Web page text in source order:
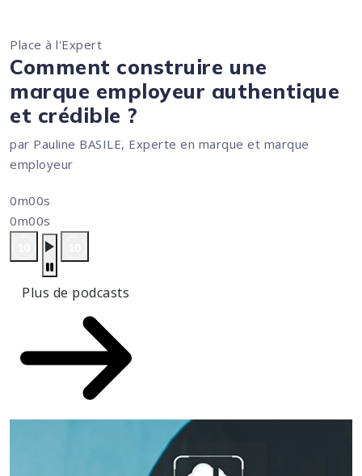
Place à l'Expert
Comment construire une
marque employeur authentique
et crédible ?
par Pauline BASILE, Experte en marque et marque
employeur
0m00s
0m00s
Plus de podcasts